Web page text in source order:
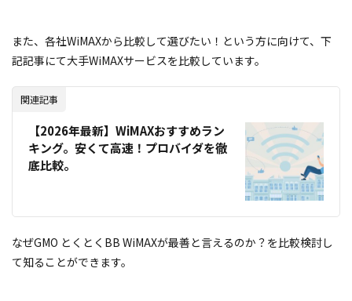
また、各社WiMAXから比較して選びたい！という方に向けて、下
記記事にて大手WiMAXサービスを比較しています。
関連記事
【2026年最新】WiMAXおすすめラン
キング。安くて高速！プロバイダを徹
底比較。
なぜGMO とくとくBB WiMAXが最善と言えるのか？を比較検討し
て知ることができます。